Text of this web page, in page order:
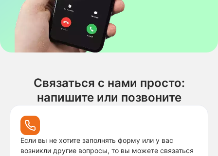
Связаться с нами просто:
напишите или позвоните
Если вы не хотите заполнять форму или у вас
возникли другие вопросы, то вы можете связаться